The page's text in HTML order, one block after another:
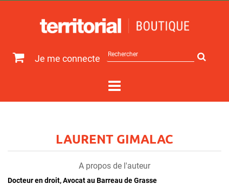
Je me connecte
sur
LAURENT GIMALAC
A propos de l'auteur
Docteur en droit, Avocat au Barreau de Grasse